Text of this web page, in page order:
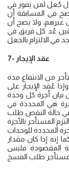
جُعل لمن يفوز في
في المسابقة أن
غيرهم، ولا يصح أن
عُد كل فريق في
من الانتفاع مدة
عُقد الإيجار على
بيان أجرة كل وحدة
هي المحددة في
في حالة النقص طلب
المستأجر بالأجرة
المحددة للوحدات
إنه إذا كان مقدار
المقصودة فليس